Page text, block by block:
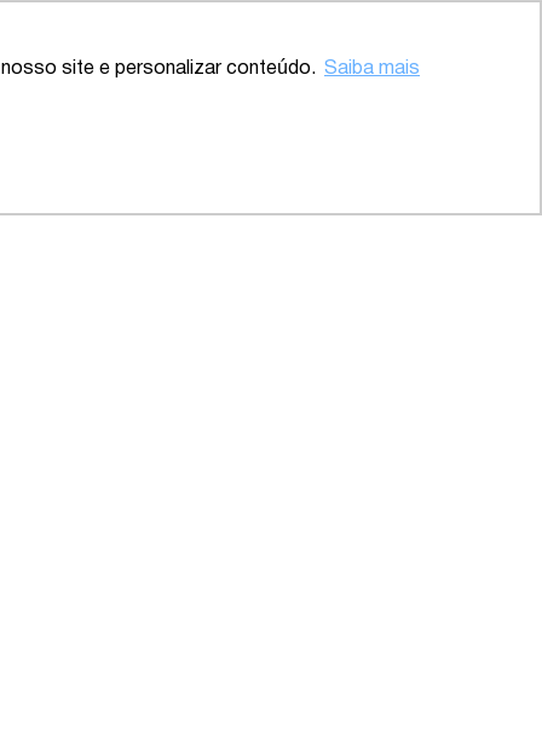
site e personalizar conteúdo. Saiba mais